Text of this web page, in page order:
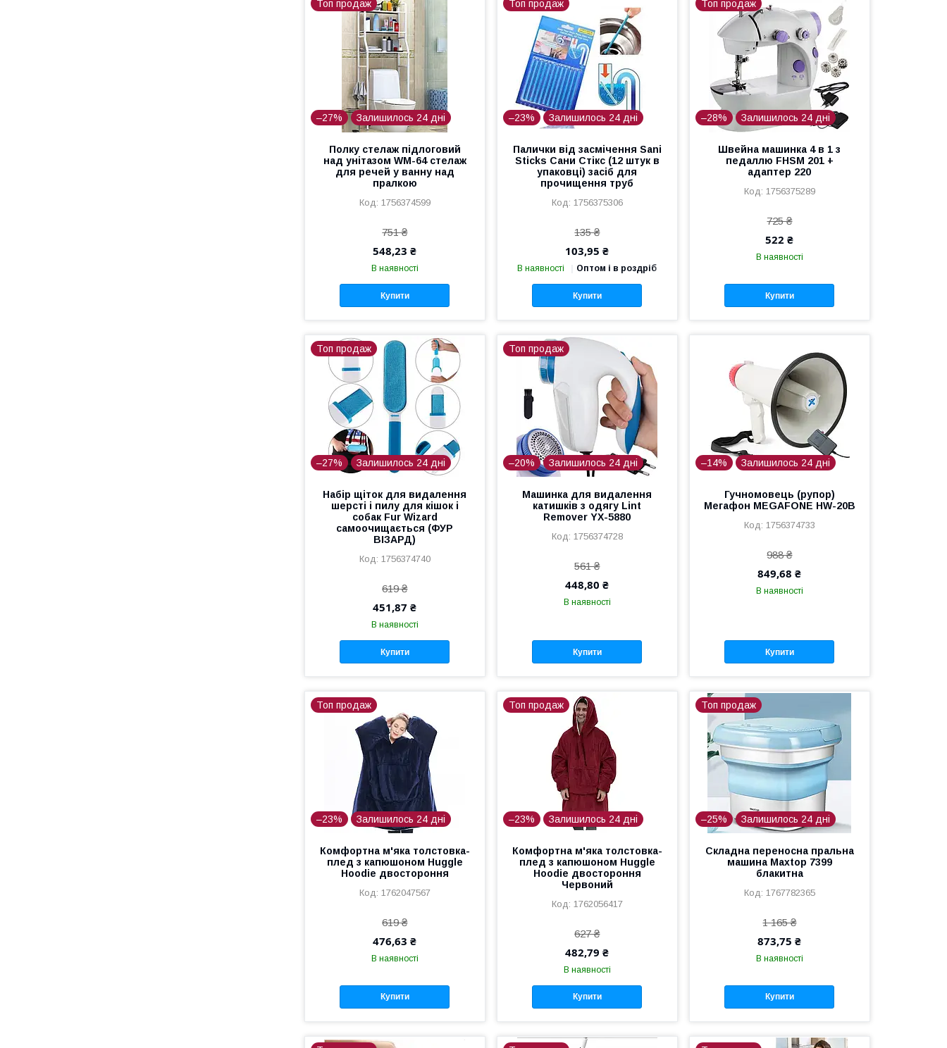
Топ продаж
–27% Залишилось 24 дні
Полку стелаж підлоговий
над унітазом WM-64 стелаж
для речей у ванну над
пралкою
1756374599
751 ₴
548,23 ₴
В наявності
Купити
Топ продаж
–23% Залишилось 24 дні
Палички від засмічення Sani
Sticks Сани Стікс (12 штук в
упаковці) засіб для
прочищення труб
1756375306
135 ₴
103,95 ₴
В наявності Оптом і в роздріб
Купити
Топ продаж
–28% Залишилось 24 дні
Швейна машинка 4 в 1 з
педаллю FHSM 201 +
адаптер 220
1756375289
725 ₴
522 ₴
В наявності
Купити
Топ продаж
–27% Залишилось 24 дні
Набір щіток для видалення
шерсті і пилу для кішок і
собак Fur Wizard
самоочищається (ФУР
ВІЗАРД)
1756374740
619 ₴
451,87 ₴
В наявності
Купити
Топ продаж
–20% Залишилось 24 дні
Машинка для видалення
катишків з одягу Lint
Remover YX-5880
1756374728
561 ₴
448,80 ₴
В наявності
Купити
–14% Залишилось 24 дні
Гучномовець (рупор)
Мегафон MEGAFONE HW-20B
1756374733
988 ₴
849,68 ₴
В наявності
Купити
Топ продаж
–23% Залишилось 24 дні
Комфортна м'яка толстовка-
плед з капюшоном Huggle
Hoodie двостороння
1762047567
619 ₴
476,63 ₴
В наявності
Купити
Топ продаж
–23% Залишилось 24 дні
Комфортна м'яка толстовка-
плед з капюшоном Huggle
Hoodie двостороння
Червоний
1762056417
627 ₴
482,79 ₴
В наявності
Купити
Топ продаж
–25% Залишилось 24 дні
Складна переносна пральна
машина Maxtop 7399
блакитна
1767782365
1 165 ₴
873,75 ₴
В наявності
Купити